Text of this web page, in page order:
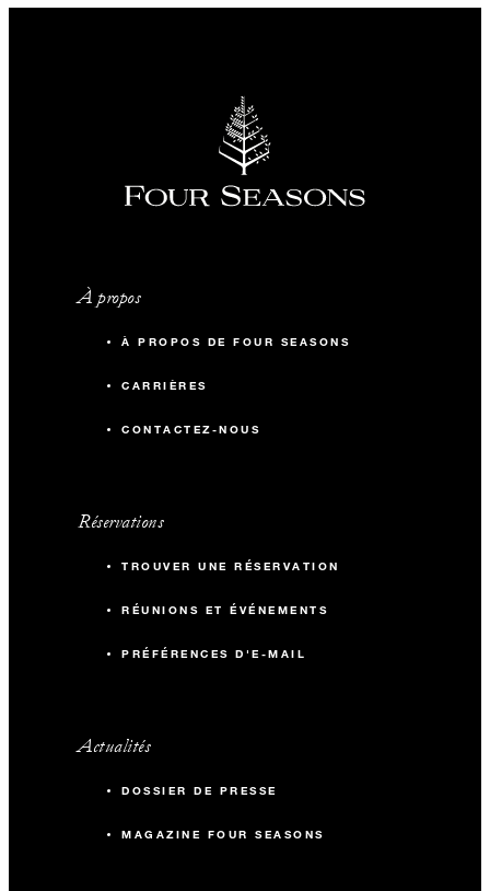
À propos
À PROPOS DE FOUR SEASONS
CARRIÈRES
CONTACTEZ-NOUS
Réservations
TROUVER UNE RÉSERVATION
RÉUNIONS ET ÉVÉNEMENTS
PRÉFÉRENCES D'E-MAIL
Actualités
DOSSIER DE PRESSE
MAGAZINE FOUR SEASONS